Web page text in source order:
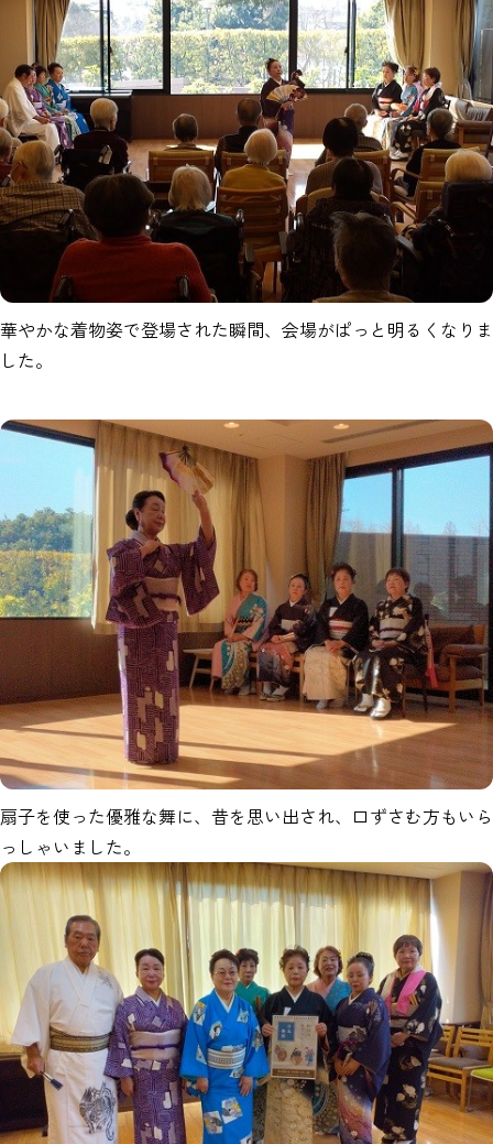
華やかな着物姿で登場された瞬間、会場がぱっと明るくなりま
した。
扇子を使った優雅な舞に、昔を思い出され、口ずさむ方もいら
っしゃいました。